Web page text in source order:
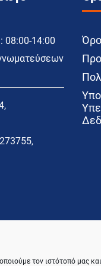
τον ιστότοπό μας
08:00-14:00
,